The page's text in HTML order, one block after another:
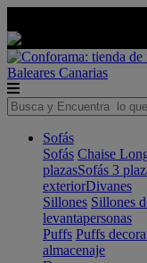
Baleares Canarias
Sofás
Sofás Chaise
plazasSofás 3
exteriorDivanes
Sillones Sillones
levantapersonas
Puffs Puffs
almacenaje